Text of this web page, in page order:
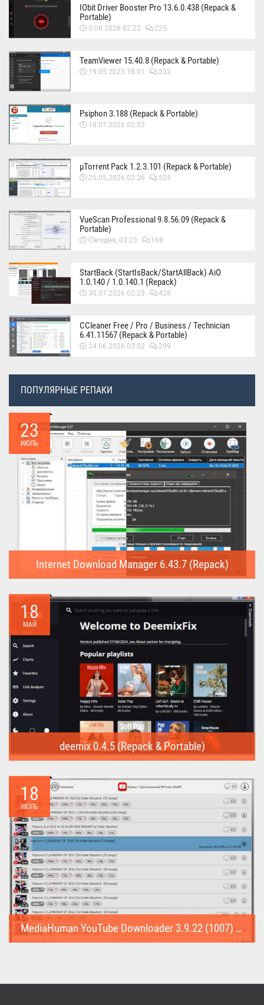
IObit Driver Booster Pro 13.6.0.438 (Repack &
Portable)
5.08.2026 02:22 225
TeamViewer 15.40.8 (Repack & Portable)
19.05.2023 18:01 232
Psiphon 3.188 (Repack & Portable)
18.07.2026 02:33
µTorrent Pack 1.2.3.101 (Repack & Portable)
25.05.2026 02:26 535
VueScan Professional 9.8.56.09 (Repack &
Portable)
Сегодня, 03:23 168
StartBack (StartIsBack/StartAllBack) AiO
1.0.140 / 1.0.140.1 (Repack)
30.07.2026 02:23 428
CCleaner Free / Pro / Business / Technician
6.41.11567 (Repack & Portable)
24.06.2026 03:02 299
ПОПУЛЯРНЫЕ РЕПАКИ
23
ИЮЛЬ
Internet Download Manager 6.43.7 (Repack)
предназначена для...
18
МАЙ
deemix 0.4.5 (Repack & Portable)
треки...
18
ИЮЛЬ
MediaHuman YouTube Downloader 3.9.22 (1007) (Repack & Portable)